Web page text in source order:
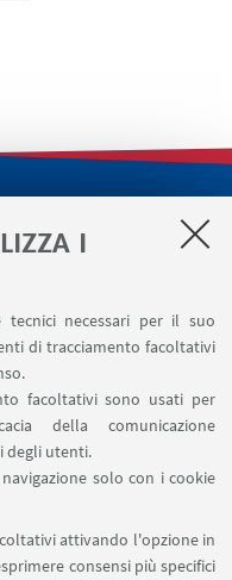
I
necessari per il suo
di tracciamento facoltativi
facoltativi sono usati per
della comunicazione
degli utenti.
solo con i cookie
attivando l'opzione in
consensi più specifici
SU:
SU: